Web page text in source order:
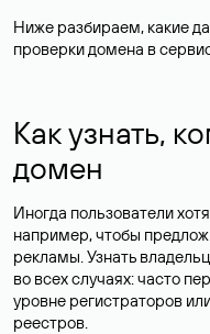
Ниже разбираем, какие
проверки домена в
Как узнать,
домен
Иногда пользователи
например, чтобы
рекламы. Узнать
во всех случаях: часто
уровне регистраторов
реестров.